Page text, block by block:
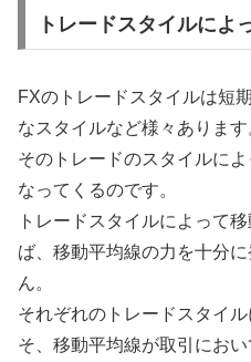
トレードスタイルによ
FXのトレードスタイルは短
なスタイルなど様々あります
そのトレードのスタイルに
なってくるのです。
トレードスタイルによって
ば、移動平均線の力を十分
ん。
それぞれのトレードスタイ
そ、移動平均線が取引にお